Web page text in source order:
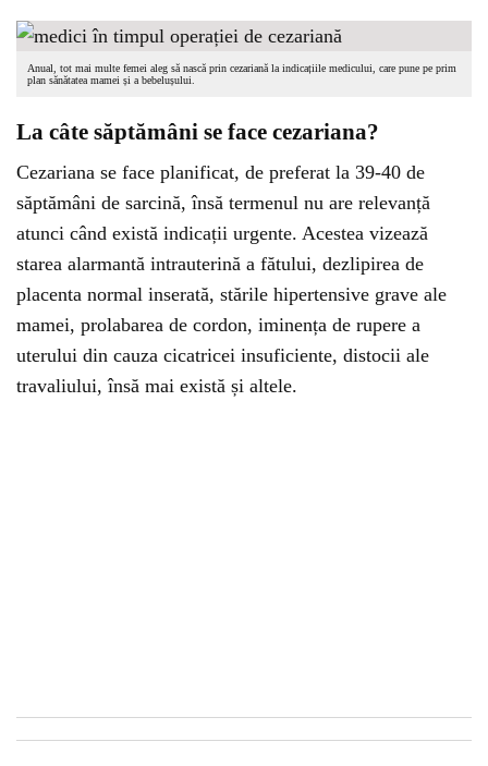
Anual, tot mai multe femei aleg să nască prin cezariană la indicațiile medicului, care pune pe prim
plan sănătatea mamei și a bebelușului.
La câte săptămâni se face cezariana?
Cezariana se face planificat, de preferat la 39-40 de
săptămâni de sarcină, însă termenul nu are relevanță
atunci când există indicații urgente. Acestea vizează
starea alarmantă intrauterină a fătului, dezlipirea de
placenta normal inserată, stările hipertensive grave ale
mamei, prolabarea de cordon, iminența de rupere a
uterului din cauza cicatricei insuficiente, distocii ale
travaliului, însă mai există și altele.